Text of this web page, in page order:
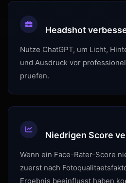
Headshot
Nutze ChatGPT, um Licht,
und Ausdruck vor
pruefen.
Niedrigen Score
Wenn ein Face-Rater-Score
zuerst nach
Ergebnis beeinflusst haben